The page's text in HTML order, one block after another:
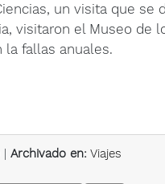
un visita que
visitaron el Museo de
la fallas anuales.
| Archivado en: Viajes